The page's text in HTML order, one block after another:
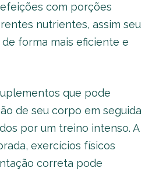
com porções
nutrientes, assim seu
forma mais eficiente e
que pode
de seu corpo em seguida
por um treino intenso. A
exercícios físicos
correta pode